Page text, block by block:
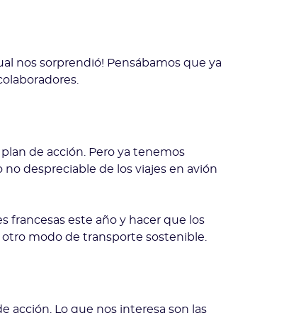
nos sorprendió! Pensábamos que ya
de acción. Pero ya tenemos
despreciable de los viajes en avión
francesas este año y hacer que los
modo de transporte sostenible.
acción. Lo que nos interesa son las